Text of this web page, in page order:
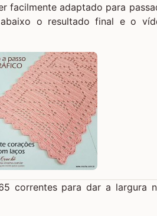
facilmente adaptado para
o resultado final e o
correntes para dar a largura